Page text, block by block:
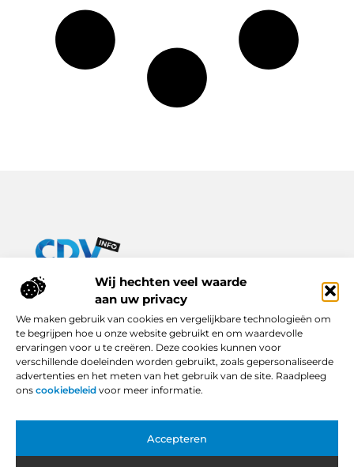
Wij hechten veel waarde
aan uw privacy
We maken gebruik van cookies en vergelijkbare technologieën om
te begrijpen hoe u onze website gebruikt en om waardevolle
ervaringen voor u te creëren. Deze cookies kunnen voor
verschillende doeleinden worden gebruikt, zoals gepersonaliseerde
advertenties en het meten van het gebruik van de site. Raadpleeg
ons cookiebeleid voor meer informatie.
Accepteren
Van praktische tips tot inspirerende verhalen – alles op Cdv-
Ontdek een breed scala aan blogs en artikelen die je dagelijks
leven verrijken, van handige adviezen tot boeiende inzichten.
Bericht categorie
Onze informatie